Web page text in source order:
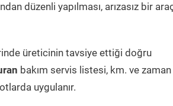
düzenli yapılması, arızasız bir
üreticinin tavsiye ettiği doğru
bakım servis listesi, km. ve zaman
uygulanır.